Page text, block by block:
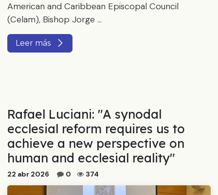
American and Caribbean Episcopal Council
(Celam), Bishop Jorge ...
Leer más
Rafael Luciani: "A synodal
ecclesial reform requires us to
achieve a new perspective on
human and ecclesial reality"
22 abr 2026 0 374